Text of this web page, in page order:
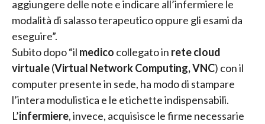
aggiungere delle note e indicare all’infermiere le
modalità di salasso terapeutico oppure gli esami da
eseguire”.
Subito dopo “il medico collegato in rete cloud
virtuale(Virtual Network Computing, VNC) con il
computer presente in sede, ha modo di stampare
l’intera modulistica e le etichette indispensabili.
L’infermiere, invece, acquisisce le firme necessarie